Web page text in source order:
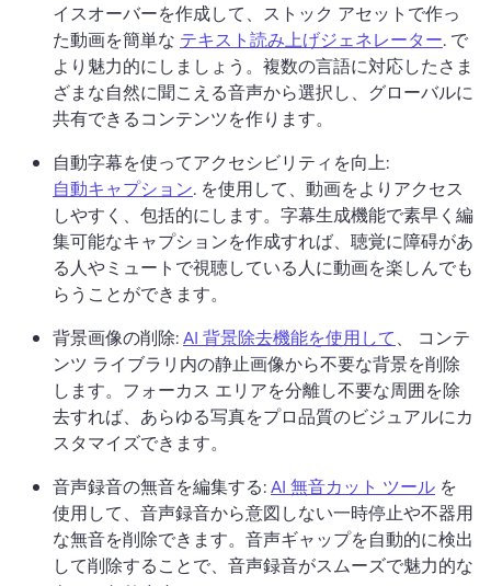
イスオーバーを作成して、ストック アセットで作っ
た動画を簡単な テキスト読み上げジェネレーター. で
より魅力的にしましょう。 複数の言語に対応したさま
ざまな自然に聞こえる音声から選択し、グローバルに
共有できるコンテンツを作ります。
自動字幕を使ってアクセシビリティを向上:
自動キャプション. を使用して、動画をよりアクセス
しやすく、包括的にします。 字幕生成機能で素早く編
集可能なキャプションを作成すれば、聴覚に障碍があ
る人やミュートで視聴している人に動画を楽しんでも
らうことができます。
背景画像の削除: AI 背景除去機能を使用して、 コンテ
ンツ ライブラリ内の静止画像から不要な背景を削除
します。 フォーカス エリアを分離し不要な周囲を除
去すれば、あらゆる写真をプロ品質のビジュアルにカ
スタマイズできます。
音声録音の無音を編集する: AI 無音カット ツール を
使用して、音声録音から意図しない一時停止や不器用
な無音を削除できます。 音声ギャップを自動的に検出
して削除することで、音声録音がスムーズで魅力的な